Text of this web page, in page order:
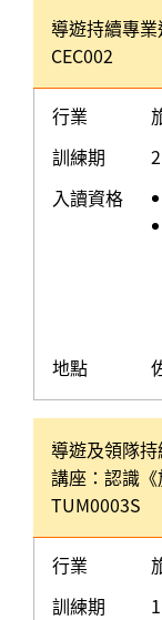
導遊持續專
CEC002
行業
訓練期
入讀資格
地點
導遊及領隊持
講座：認識《
TUM0003S
行業
訓練期